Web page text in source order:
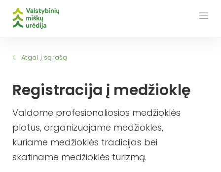
Atgal į sąrašą
Registracija į medžioklę
Valdome profesionaliosios medžioklės
plotus, organizuojame medžiokles,
kuriame medžioklės tradicijas bei
skatiname medžioklės turizmą.